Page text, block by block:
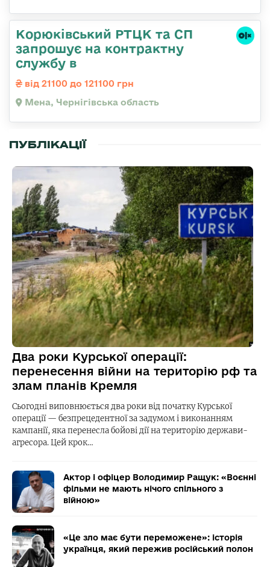
Корюківський РТЦК та СП
запрошує на контрактну
службу в
від 21100 до 121100 грн
Мена, Чернігівська область
ПУБЛІКАЦІЇ
Два роки Курської операції:
перенесення війни на територію рф та
злам планів Кремля
Сьогодні виповнюється два роки від початку Курської
операції — безпрецедентної за задумом і виконанням
кампанії, яка перенесла бойові дії на територію держави-
агресора. Цей крок…
Актор і офіцер Володимир Ращук: «Воєнні
фільми не мають нічого спільного з
війною»
«Це зло має бути переможене»: історія
українця, який пережив російський полон